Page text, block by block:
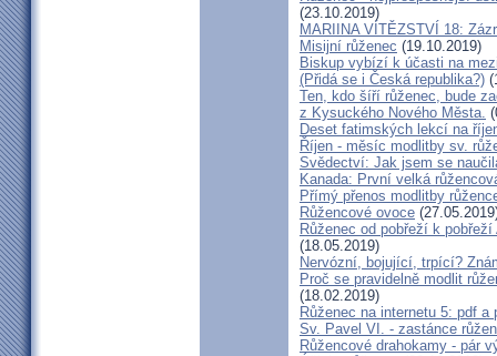
(23.10.2019)
MARIINA VÍTĚZSTVÍ 18:
Misijní růženec (19.10.2019)
Biskup vybízí k účasti na
(Přidá se i Česká republika?)
Ten, kdo šíří růženec, bude
z Kysuckého Nového Města.
Deset fatimských lekcí na
Říjen - měsíc modlitby sv.
Svědectví: Jak jsem se
Kanada: První velká
Přímý přenos modlitby
Růžencové ovoce
Růženec od pobřeží k
(18.05.2019)
Nervózní, bojující, trpící?
Proč se pravidelně modlit
(18.02.2019)
Růženec na internetu 5: pdf a
Sv. Pavel VI. - zastánce
Růžencové drahokamy - pár